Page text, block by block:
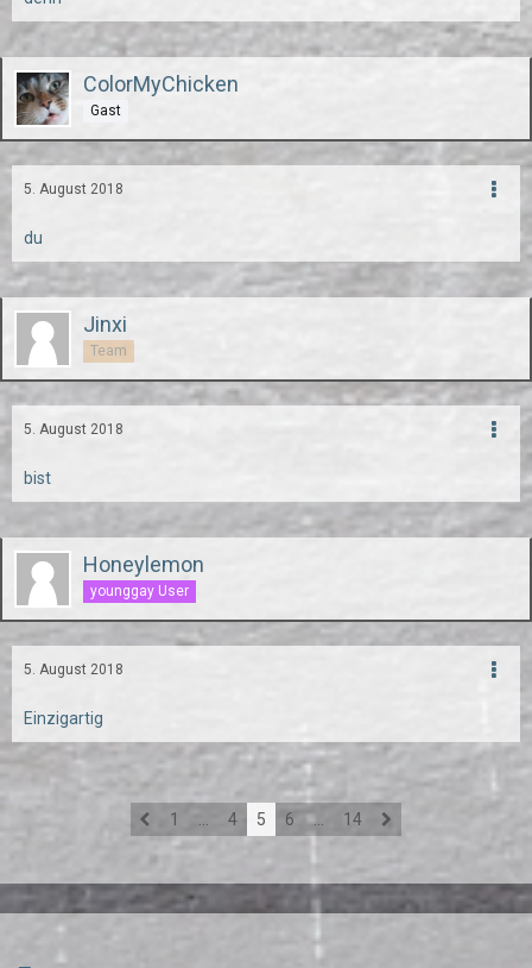
ColorMyChicken
Gast
5. August 2018
du
Jinxi
Team
5. August 2018
bist
Honeylemon
younggay User
5. August 2018
Einzigartig
1 4 5 6 … 14